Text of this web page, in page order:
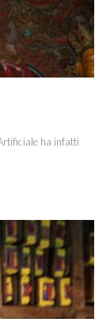
ha infatti